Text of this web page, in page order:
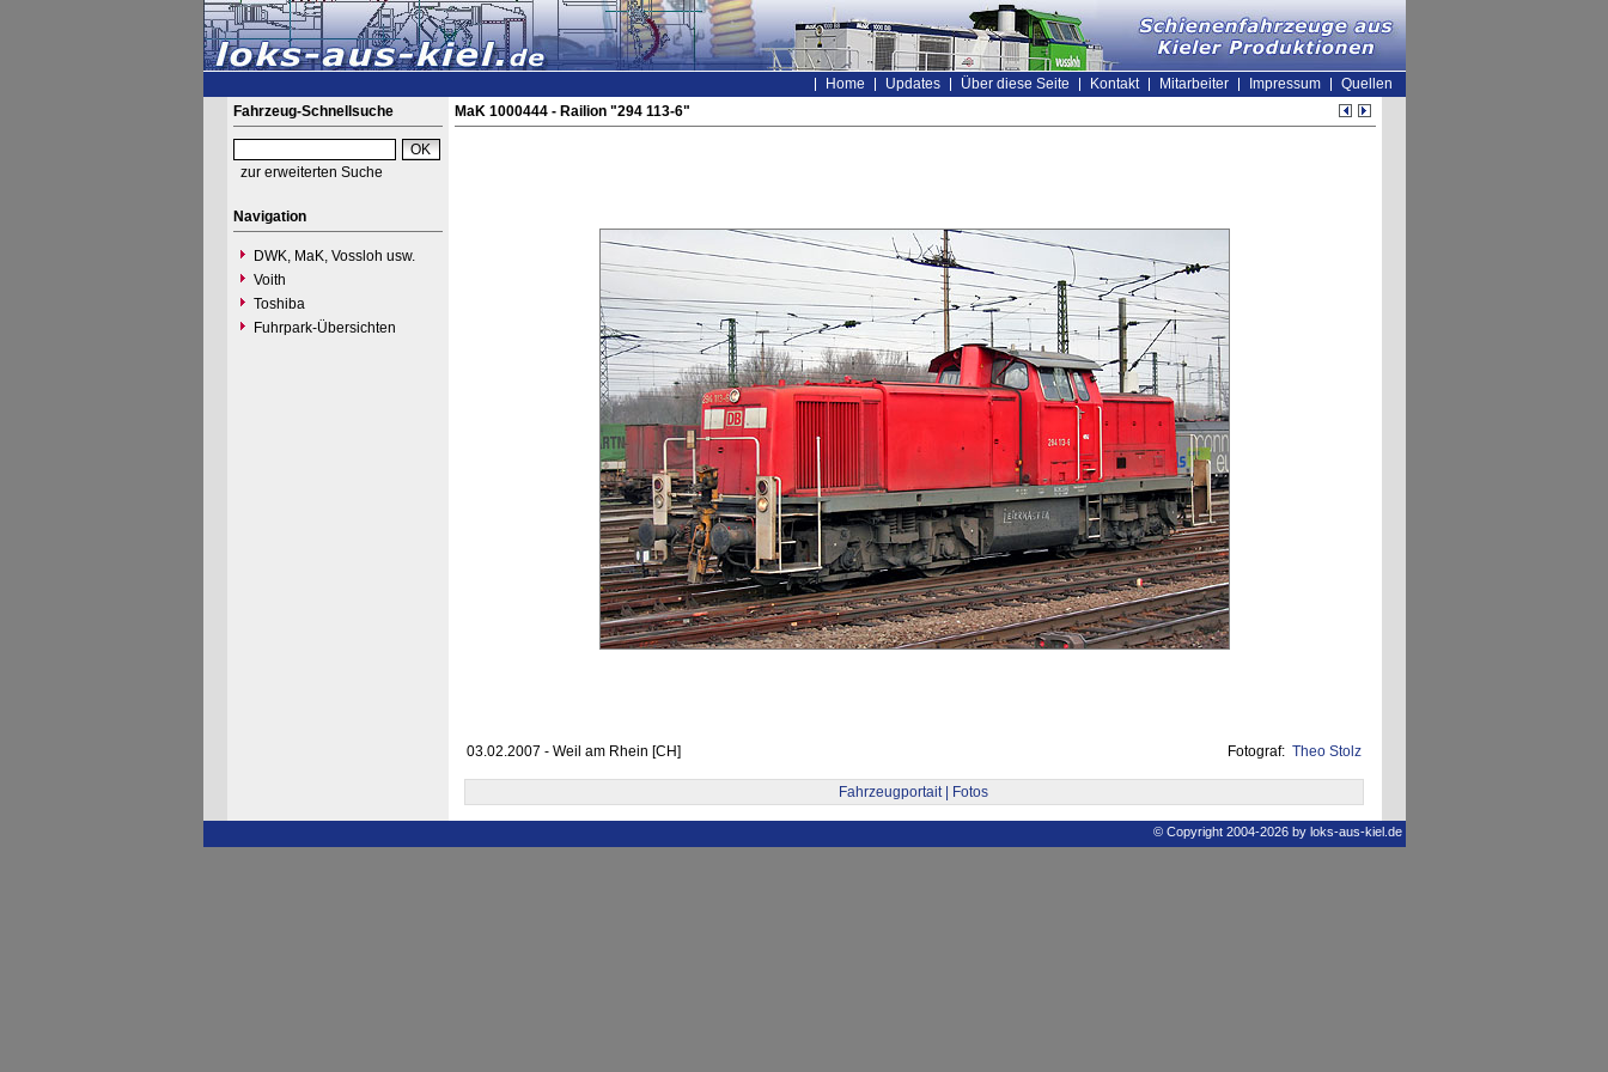
Home Updates Über diese Seite Kontakt Mitarbeiter Impressum
Quellen
Fahrzeug-Schnellsuche
zur erweiterten Suche
Navigation
DWK, MaK, Vossloh usw.
Voith
Toshiba
Fuhrpark-Übersichten
MaK 1000444 - Railion "294 113-6"
03.02.2007 - Weil am Rhein [CH] Fotograf: Theo Stolz
Fahrzeugportait | Fotos
© Copyright 2004-2026 by loks-aus-kiel.de